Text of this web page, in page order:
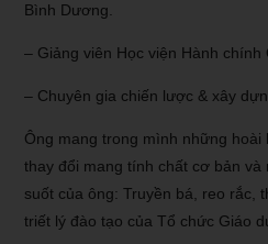
Bình Dương.
– Giảng viên Học viện Hành chính
– Chuyên gia chiến lược & xây
Ông mang trong mình những
thay đổi mang tính chất cơ bản
suốt của ông: Truyền bá, reo rắc,
triết lý đào tạo của Tổ chức Giáo